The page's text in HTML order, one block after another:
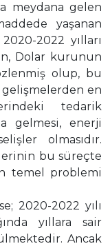
meydana gelen
yaşanan
2022 yılları
Dolar kurunun
olup, bu
en
tedarik
gelmesi, enerji
olmasıdır.
bu süreçte
temel problemi
2020-2022 yılı
yıllara sair
Ancak